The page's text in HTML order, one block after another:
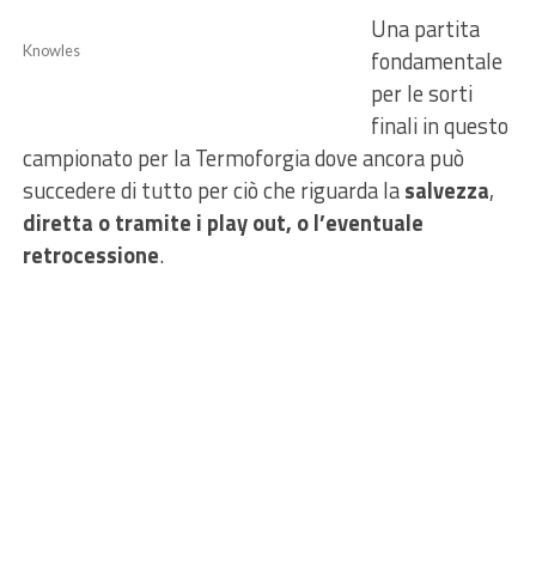
Knowles
Una partita
fondamentale
per le sorti
finali in questo
campionato per la Termoforgia dove ancora può
succedere di tutto per ciò che riguarda lasalvezza,
diretta o tramite i play out, o l’eventuale
retrocessione.